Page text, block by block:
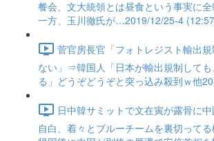
餐会、文大統領とは昼食という事実に
一方、玉川徹氏が…2019/12/25-4
菅官房長官「フォトレジスト輸出
ない」⇒韓国人「日本が輸出規制して
る」どうぞどうぞと突っ込み殺到ｗ他
日中韓サミットで文在寅が露骨に
自白、着々とブルーチームを裏切って